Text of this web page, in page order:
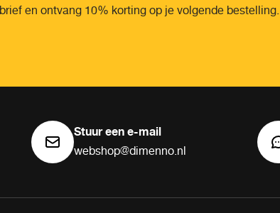
en ontvang 10% korting op je volgende bestelling.
Stuur een e-mail
webshop@dimenno.nl